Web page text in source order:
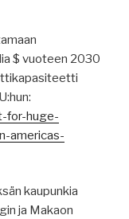
$ vuoteen 2030
for-huge-
americas-
kaupunkia
ja Makaon